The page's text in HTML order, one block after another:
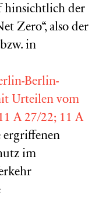
hinsichtlich der
Zero“, also der
in
Berlin-
Urteilen vom
A 27/22; 11 A
ergriffenen
im